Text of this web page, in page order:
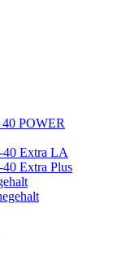
POWER
40 Extra LA
Extra Plus